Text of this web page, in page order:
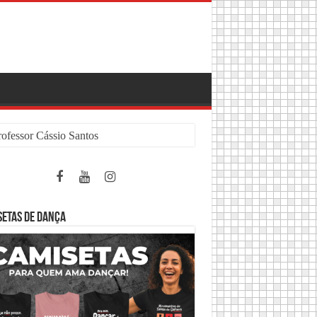
Cássio Santos
DE DANÇA